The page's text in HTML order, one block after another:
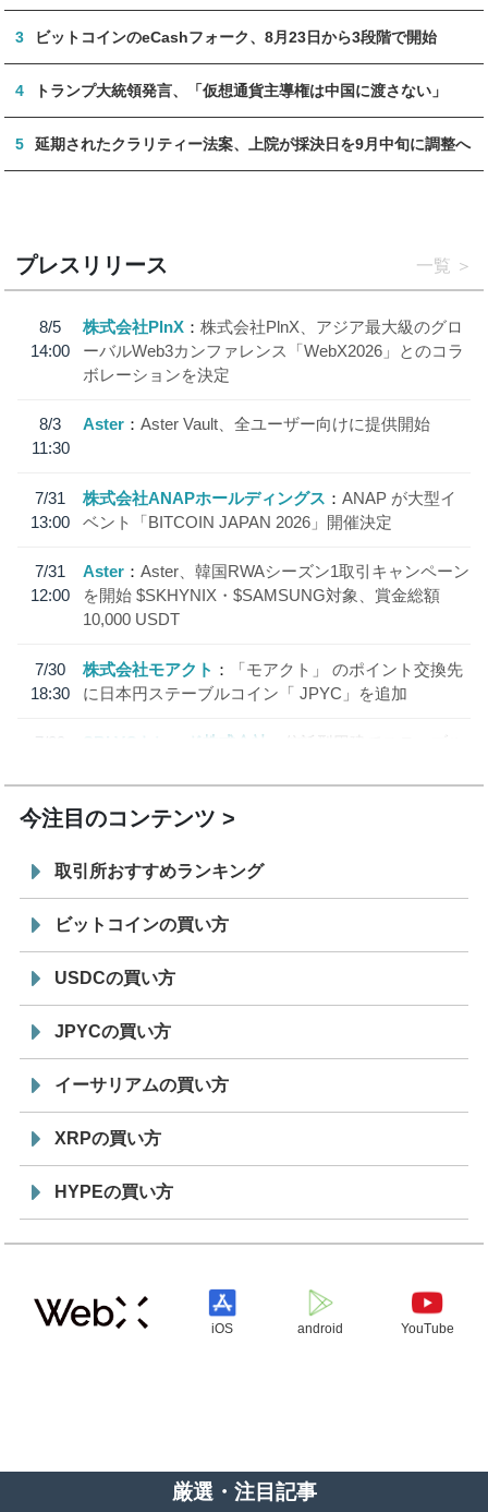
3 ビットコインのeCashフォーク、8月23日から3段階で開始
4 トランプ大統領発言、「仮想通貨主導権は中国に渡さない」
5 延期されたクラリティー法案、上院が採決日を9月中旬に調整へ
プレスリリース 一覧
8/5
14:00
株式会社PlnX
株式会社PlnX、アジア最大級のグロ
ーバルWeb3カンファレンス「WebX2026」とのコラ
ボレーションを決定
8/3
11:30
Aster Aster Vault、全ユーザー向けに提供開始
7/31
13:00
株式会社ANAPホールディングス
ANAP が大型イ
ベント「BITCOIN JAPAN 2026」開催決定
7/31
12:00
Aster
Aster、韓国RWAシーズン1取引キャンペーン
を開始 $SKHYNIX・$SAMSUNG対象、賞金総額
10,000 USDT
7/30
18:30
株式会社モアクト
「モアクト」 のポイント交換先
に日本円ステーブルコイン「 JPYC」を追加
7/29
SBI VCトレード株式会社
信託型円建てステーブル
今注目のコンテンツ
取引所おすすめランキング
ビットコインの買い方
USDCの買い方
JPYCの買い方
イーサリアムの買い方
XRPの買い方
HYPEの買い方
iOS android YouTube
厳選・注目記事